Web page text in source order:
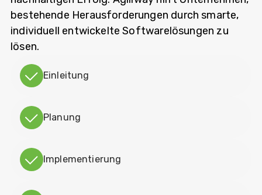
bestehende Herausforderungen durch smarte,
individuell entwickelte Softwarelösungen zu
lösen.
Einleitung
Planung
Implementierung